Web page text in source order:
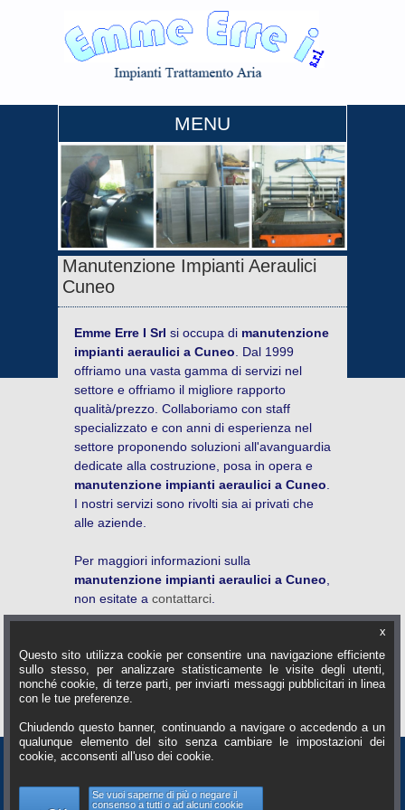
MENU
Manutenzione Impianti Aeraulici
Cuneo
Emme Erre I Srl si occupa di manutenzione
impianti aeraulici a Cuneo. Dal 1999
offriamo una vasta gamma di servizi nel
settore e offriamo il migliore rapporto
qualità/prezzo. Collaboriamo con staff
specializzato e con anni di esperienza nel
settore proponendo soluzioni all'avanguardia
dedicate alla costruzione, posa in opera e
manutenzione impianti aeraulici a Cuneo.
I nostri servizi sono rivolti sia ai privati che
alle aziende.
Per maggiori informazioni sulla
manutenzione impianti aeraulici a Cuneo,
non esitate a contattarci.
Homepage|Carpenteria Metallica Leggera
Cuneo |Impianti Aspirazione Aria Cuneo
|Manutenzione Impianti Aria Cuneo
EMME ERRE I SRL
Tel: 0174/627206
x
Questo sito utilizza cookie per consentire una navigazione efficiente
sullo stesso, per analizzare statisticamente le visite degli utenti,
nonché cookie, di terze parti, per inviarti messaggi pubblicitari in linea
con le tue preferenze.
Chiudendo questo banner, continuando a navigare o accedendo a un
qualunque elemento del sito senza cambiare le impostazioni dei
cookie, acconsenti all'uso dei cookie.
Se vuoi saperne di più o negare il
consenso a tutti o ad alcuni cookie